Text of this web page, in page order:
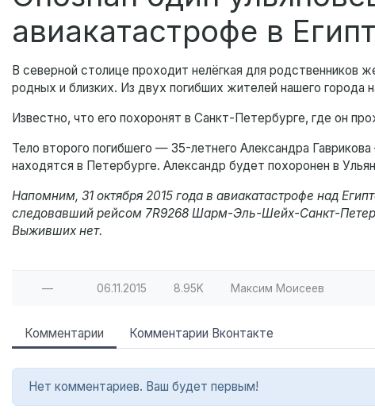
авиакатастрофе в
В северной столице проходит нелёгкая для
родных и близких. Из двух погибших жителей нашего
Известно, что его похоронят в Санкт-Петербурге, где он
Тело второго погибшего — 35-летнего Александра
находятся в Петербурге. Александр будет похоронен в
Напомним, 31 октября 2015 года в авиакатастрофе над
следовавший рейсом 7R9268 Шарм-Эль-Шейх-Санкт-
Выживших нет.
— 06.11.2015 8.95K Максим Моисеев
Комментарии Комментарии Вконтакте
Нет комментариев. Ваш будет первым!